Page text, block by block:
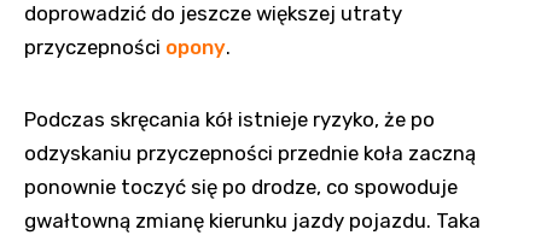
doprowadzić do jeszcze większej utraty
przyczepności opony.
Podczas skręcania kół istnieje ryzyko, że po
odzyskaniu przyczepności przednie koła zaczną
ponownie toczyć się po drodze, co spowoduje
gwałtowną zmianę kierunku jazdy pojazdu. Taka